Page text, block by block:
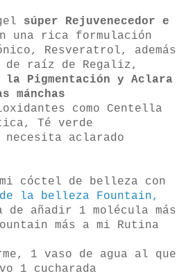
súper Rejuvenecedor e
una rica formulación
Resveratrol, además
de raíz de Regaliz,
Pigmentación y Aclara
mánchas
como Centella
Té verde
necesita aclarado
cóctel de belleza con
la belleza Fountain,
añadir 1 molécula más
más a mi Rutina
1 vaso de agua al que
1 cucharada